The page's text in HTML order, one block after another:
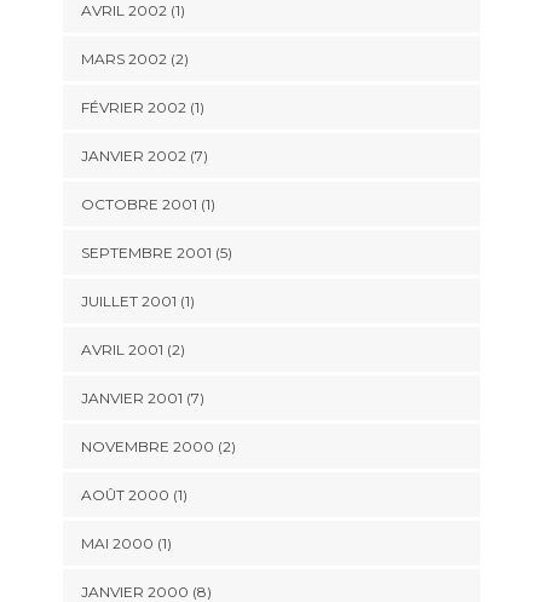
AVRIL 2002 (1)
MARS 2002 (2)
FÉVRIER 2002 (1)
JANVIER 2002 (7)
OCTOBRE 2001 (1)
SEPTEMBRE 2001 (5)
JUILLET 2001 (1)
AVRIL 2001 (2)
JANVIER 2001 (7)
NOVEMBRE 2000 (2)
AOÛT 2000 (1)
MAI 2000 (1)
JANVIER 2000 (8)